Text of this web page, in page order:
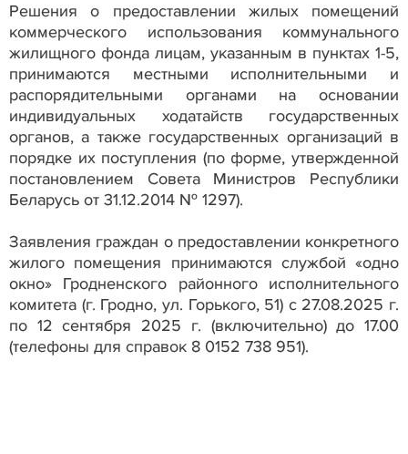
Решения о предоставлении жилых помещений
коммерческого использования коммунального
жилищного фонда лицам, указанным в пунктах 1-5,
принимаются местными исполнительными и
распорядительными органами на основании
индивидуальных ходатайств государственных
органов, а также государственных организаций в
порядке их поступления (по форме, утвержденной
постановлением Совета Министров Республики
Беларусь от 31.12.2014 № 1297).
Заявления граждан о предоставлении конкретного
жилого помещения принимаются службой «одно
окно» Гродненского районного исполнительного
комитета (г. Гродно, ул. Горького, 51) с 27.08.2025 г.
по 12 сентября 2025 г. (включительно) до 17.00
(телефоны для справок 8 0152 738 951).